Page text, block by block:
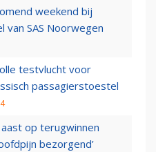
weekend bij
van SAS Noorwegen
testvlucht voor
passagierstoestel
op terugwinnen
bezorgend’